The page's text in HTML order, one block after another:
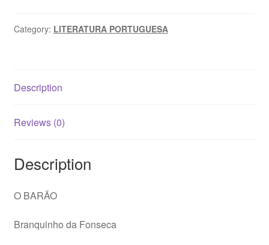
da
Category: LITERATURA PORTUGUESA
Description
Reviews (0)
Description
O BARÃO
Branquinho da Fonseca